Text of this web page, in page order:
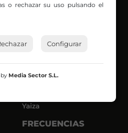
Iñigo
Joseba
Mar y Cielo
Miguel Ángel
Yaiza
FRECUENCIAS
o rechazar su uso pulsando el
Configurar
Media Sector S.L.